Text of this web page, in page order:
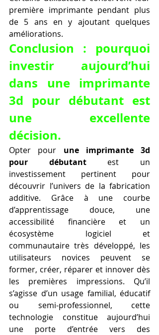
première imprimante pendant plus
de 5 ans en y ajoutant quelques
améliorations.
Conclusion : pourquoi
investir aujourd’hui
dans une imprimante
3d pour débutant est
une excellente
décision.
Opter pour une imprimante 3d
pour débutant est un
investissement pertinent pour
découvrir l’univers de la fabrication
additive. Grâce à une courbe
d’apprentissage douce, une
accessibilité financière et un
écosystème logiciel et
communautaire très développé, les
utilisateurs novices peuvent se
former, créer, réparer et innover dès
les premières impressions. Qu’il
s’agisse d’un usage familial, éducatif
ou semi-professionnel, cette
technologie constitue aujourd’hui
une porte d’entrée vers des